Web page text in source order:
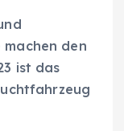
den
ist das